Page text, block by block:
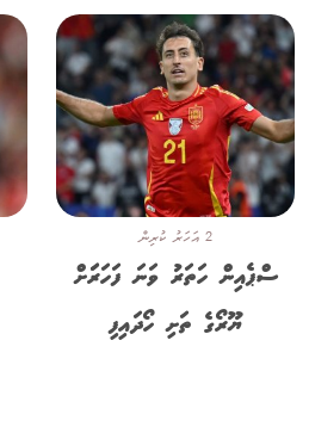
2 އަހަރު ކުރިން
ސްޕެއިން ހަތަރު ވަނަ ފަހަރަަށް
ޔޫރޯގެ ތަށި ހޯދައިފި